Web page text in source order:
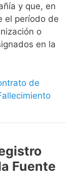
y que, en
el período de
o
en la
de
Fuente